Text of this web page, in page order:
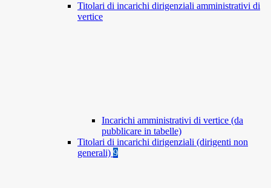
Titolari di incarichi dirigenziali amministrativi di
vertice
Incarichi amministrativi di vertice (da
pubblicare in tabelle)
Titolari di incarichi dirigenziali (dirigenti non
generali) 9